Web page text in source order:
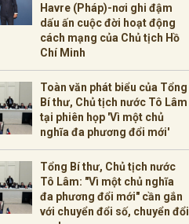
Havre (Pháp)-nơi ghi đậm
dấu ấn cuộc đời hoạt động
cách mạng của Chủ tịch Hồ
Chí Minh
Toàn văn phát biểu của Tổng
Bí thư, Chủ tịch nước Tô Lâm
tại phiên họp 'Vì một chủ
nghĩa đa phương đổi mới'
Tổng Bí thư, Chủ tịch nước
Tô Lâm: "Vì một chủ nghĩa
đa phương đổi mới" cần gắn
với chuyển đổi số, chuyển đổi